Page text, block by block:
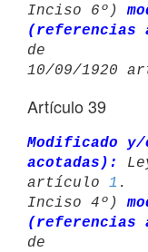
Inciso 6º)
(referencias
de
10/09/1920
Artículo 39
Modificado
acotadas):
artículo 1 .
Inciso 4º)
(referencias
de